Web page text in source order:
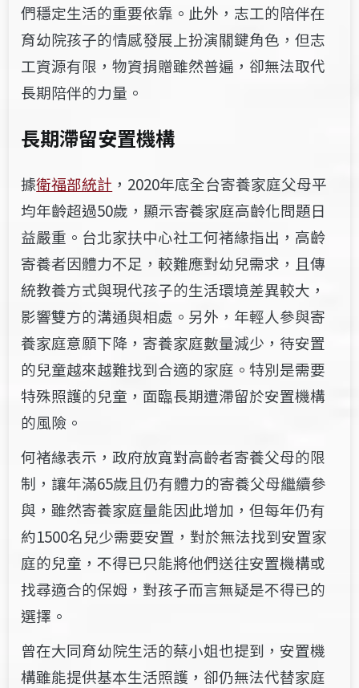
們穩定生活的重要依靠。此外，志工的陪伴在
育幼院孩子的情感發展上扮演關鍵角色，但志
工資源有限，物資捐贈雖然普遍，卻無法取代
長期陪伴的力量。
長期滯留安置機構
據衛福部統計 ，2020年底全台寄養家庭父母平
均年齡超過50歲，顯示寄養家庭高齡化問題日
益嚴重。台北家扶中心社工何褚緣指出，高齡
寄養者因體力不足，較難應對幼兒需求，且傳
統教養方式與現代孩子的生活環境差異較大，
影響雙方的溝通與相處。另外，年輕人參與寄
養家庭意願下降，寄養家庭數量減少，待安置
的兒童越來越難找到合適的家庭。特別是需要
特殊照護的兒童，面臨長期遭滯留於安置機構
的風險。
何褚緣表示，政府放寬對高齡者寄養父母的限
制，讓年滿65歲且仍有體力的寄養父母繼續參
與，雖然寄養家庭量能因此增加，但每年仍有
約1500名兒少需要安置，對於無法找到安置家
庭的兒童，不得已只能將他們送往安置機構或
找尋適合的保姆，對孩子而言無疑是不得已的
選擇。
曾在大同育幼院生活的蔡小姐也提到，安置機
構雖能提供基本生活照護，卻仍無法代替家庭